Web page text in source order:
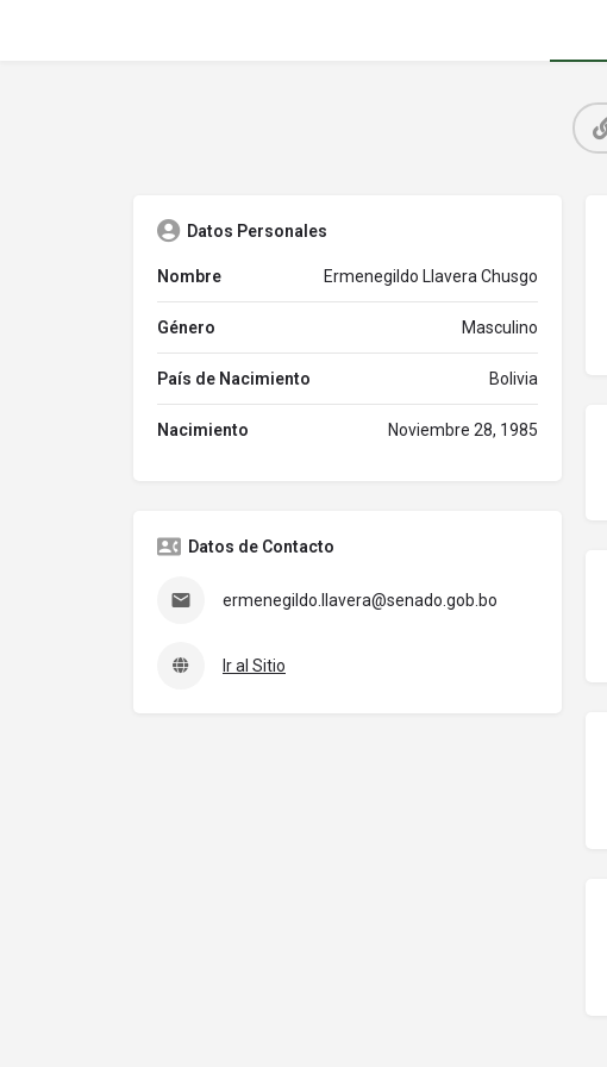
Datos Personales
Nombre Ermenegildo Llavera Chusgo
Género Masculino
País de Nacimiento Bolivia
Nacimiento Noviembre 28, 1985
Datos de Contacto
ermenegildo.llavera@senado.gob.bo
Ir al Sitio